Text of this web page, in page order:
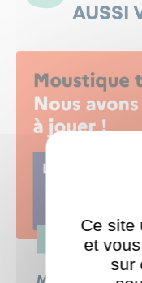
AUSSI
ENVIRONNEMENT
Ce site
et
sur